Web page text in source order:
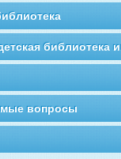
библиотека
вопросы